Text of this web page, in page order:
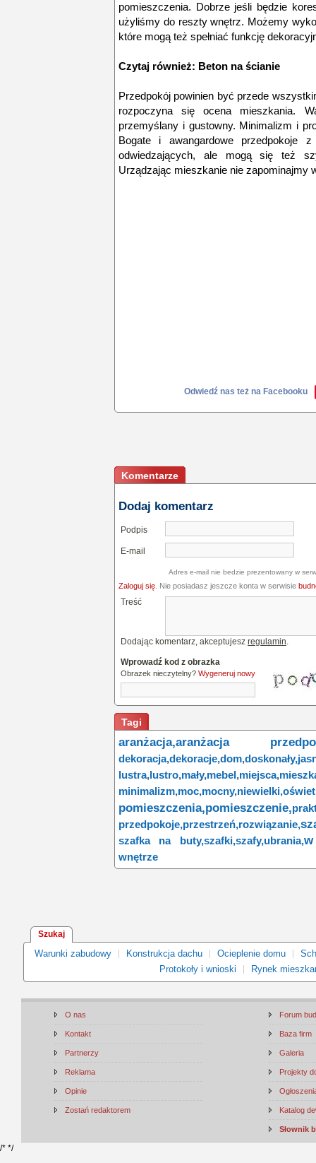
pomieszczenia. Dobrze jeśli będzie
użyliśmy do reszty wnętrz. Możemy
które mogą też spełniać funkcję
Czytaj również: Beton na ścianie
Przedpokój powinien być przede
rozpoczyna się ocena mieszkania.
przemyślany i gustowny. Minimalizm i
Bogate i awangardowe przedpokoje
odwiedzających, ale mogą się też
Urządzając mieszkanie nie zapominajmy
Odwiedź nas też na Facebooku
Komentarze
Dodaj komentarz
Podpis
E-mail
Adres e-mail nie bedzie prezentowany w
Zaloguj się . Nie posiadasz jeszcze konta w serwisie
Treść
Dodając komentarz, akceptujesz regulamin.
Wprowadź kod z obrazka
Obrazek nieczytelny? Wygeneruj nowy
Tagi
aranżacja,aranżacja
dekoracja,dekoracje,dom,doskonały,
lustra,lustro,mały,mebel,miejsca,
minimalizm,moc,mocny,niewielki,
pomieszczenia,pomieszczenie,
przedpokoje,przestrzeń,rozwiązanie,
szafka na buty,szafki,szafy,ubrania,w
wnętrze
Szukaj
Warunki zabudowy Konstrukcja dachu Ocieplenie domu
Protokoły i wnioski
Rynek
O nas
Kontakt
Partnerzy
Reklama
Opinie
Zostań redaktorem
Forum
Baza firm
Galeria
Projekty
Katalog
Słownik
/* */